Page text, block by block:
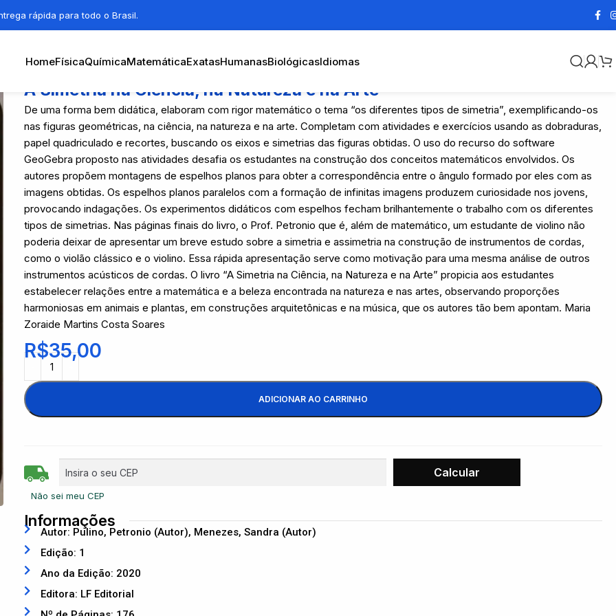
rápida para todo o Brasil.
HomeFísicaQuímicaMatemáticaExatasHumanasBiológicasIdiomas
A Simetria na Ciência, na Natureza e na Arte
De uma forma bem didática, elaboram com rigor matemático o tema “os diferentes tipos de simetria”, exemplificando-os
nas figuras geométricas, na ciência, na natureza e na arte. Completam com atividades e exercícios usando as dobraduras,
papel quadriculado e recortes, buscando os eixos e simetrias das figuras obtidas. O uso do recurso do software
GeoGebra proposto nas atividades desafia os estudantes na construção dos conceitos matemáticos envolvidos. Os
autores propõem montagens de espelhos planos para obter a correspondência entre o ângulo formado por eles com as
imagens obtidas. Os espelhos planos paralelos com a formação de infinitas imagens produzem curiosidade nos jovens,
provocando indagações. Os experimentos didáticos com espelhos fecham brilhantemente o trabalho com os diferentes
tipos de simetrias. Nas páginas finais do livro, o Prof. Petronio que é, além de matemático, um estudante de violino não
poderia deixar de apresentar um breve estudo sobre a simetria e assimetria na construção de instrumentos de cordas,
como o violão clássico e o violino. Essa rápida apresentação serve como motivação para uma mesma análise de outros
instrumentos acústicos de cordas. O livro “A Simetria na Ciência, na Natureza e na Arte” propicia aos estudantes
estabelecer relações entre a matemática e a beleza encontrada na natureza e nas artes, observando proporções
harmoniosas em animais e plantas, em construções arquitetônicas e na música, que os autores tão bem apontam. Maria
Zoraide Martins Costa Soares
R$35,00
ADICIONAR AO CARRINHO
Não sei meu CEP
Informações
Autor: Pulino, Petronio (Autor), Menezes, Sandra (Autor)
Edição: 1
Ano da Edição: 2020
Editora: LF Editorial